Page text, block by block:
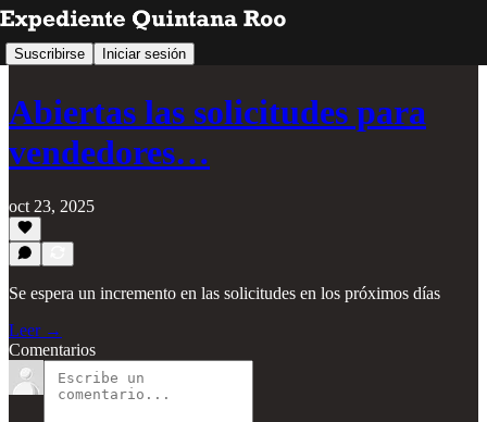
Suscribirse Iniciar sesión
Abiertas las solicitudes para
vendedores…
oct 23, 2025
Se espera un incremento en las solicitudes en los próximos días
Leer →
Comentarios